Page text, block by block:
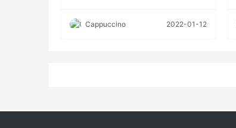
Cappuccino 2022-01-12